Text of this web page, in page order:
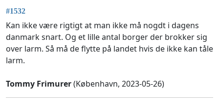
#1532
Kan ikke være rigtigt at man ikke må nogdt i dagens
danmark snart. Og et lille antal borger der brokker sig
over larm. Så må de flytte på landet hvis de ikke kan tåle
larm.
Tommy Frimurer(København, 2023-05-26)